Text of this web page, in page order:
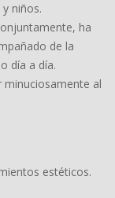
niños.
ha
de la
día a día.
minuciosamente al
estéticos.